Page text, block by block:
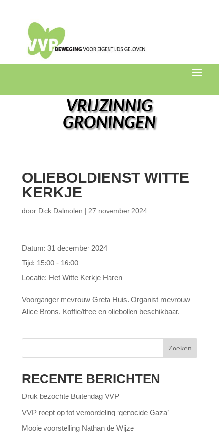
VRIJZINNIG
GRONINGEN
OLIEBOLDIENST WITTE
KERKJE
door Dick Dalmolen | 27 november 2024
Datum: 31 december 2024
Tijd: 15:00 - 16:00
Locatie: Het Witte Kerkje Haren
Voorganger mevrouw Greta Huis. Organist mevrouw
Alice Brons. Koffie/thee en oliebollen beschikbaar.
Zoeken
RECENTE BERICHTEN
Druk bezochte Buitendag VVP
VVP roept op tot veroordeling ‘genocide Gaza’
Mooie voorstelling Nathan de Wijze